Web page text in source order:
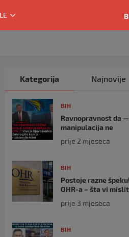
Kategorija Najnovije
BIH
Ravnopravnost da
manipulacija ne
prije 2 mjeseca
BIH
Postoje razne
OHR-a – šta vi
prije 3 mjeseca
BIH